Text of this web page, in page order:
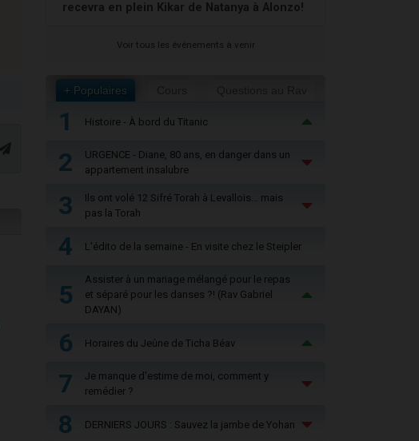
recevra en plein Kikar de Natanya à Alonzo!
Voir tous les événements à venir
+ Populaires
1 Histoire - À bord du Titanic
2
URGENCE - Diane, 80 ans, en danger dans un
appartement insalubre
3
Ils ont volé 12 Sifré Torah à Levallois… mais
pas la Torah
4 L'édito de la semaine - En visite chez le Steipler
5
Assister à un mariage mélangé pour le repas
et séparé pour les danses ?! (Rav Gabriel
DAYAN)
6 Horaires du Jeûne de Ticha Béav
7
Je manque d'estime de moi, comment y
remédier ?
8 DERNIERS JOURS : Sauvez la jambe de Yohan